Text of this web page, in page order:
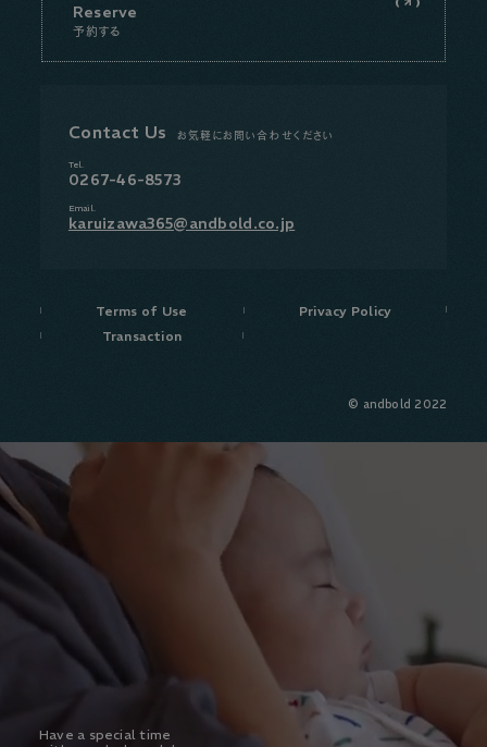
Reserve
予約する
Contact Us お気軽にお問い合わせください
Tel.
0267-46-8573
Email.
karuizawa365@andbold.co.jp
Terms of Use
Privacy Policy
Transaction
© andbold 2022
Have a special time